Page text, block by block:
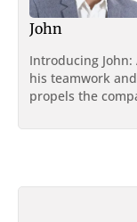
John
Introducing
his teamwork
propels the